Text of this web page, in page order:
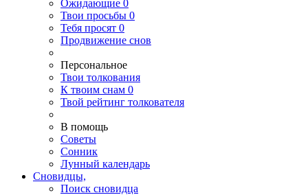
Ожидающие 0
Твои просьбы 0
Тебя просят 0
Продвижение снов
Персональное
Твои толкования
К твоим снам 0
Твой рейтинг толкователя
В помощь
Советы
Сонник
Лунный календарь
Сновидцы,
Поиск сновидца